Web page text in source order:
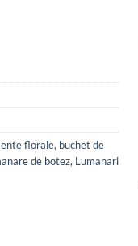
florale, buchet de
de botez, Lumanari